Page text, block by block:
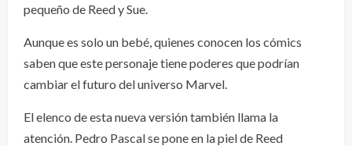
pequeño de Reed y Sue.
Aunque es solo un bebé, quienes conocen los cómics
saben que este personaje tiene poderes que podrían
cambiar el futuro del universo Marvel.
El elenco de esta nueva versión también llama la
atención. Pedro Pascal se pone en la piel de Reed